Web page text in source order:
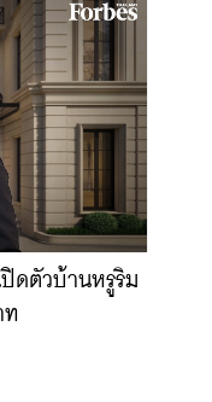
ปิดตัวบ้านหรูริม
ท